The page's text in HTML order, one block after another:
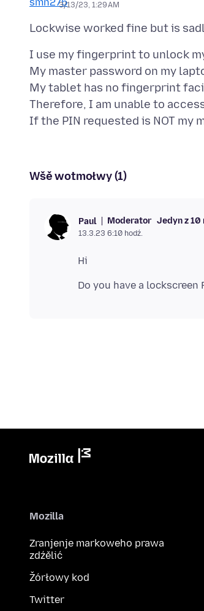
3/13/23, 1:29 AM
I use my fingerprint to unlock
My master password on my
My tablet has no fingerprint
Therefore, I am unable to
Wšě wotmołwy (1)
Paul Moderator Jedyn z
13.3.23 6:10 hodź.
Mozilla
Zranjenje markoweho prawa
zdźělić
Žórłowy kod
Twitter